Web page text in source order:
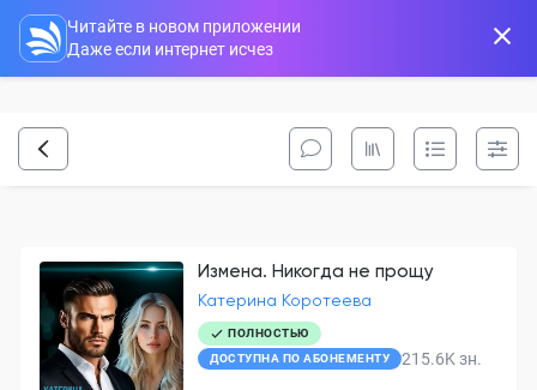
Читайте в новом приложении
Даже если интернет исчез
Измена. Никогда не прощу
Катерина Коротеева
ПОЛНОСТЬЮ
ДОСТУПНА ПО АБОНЕМЕНТУ
215.6K зн.